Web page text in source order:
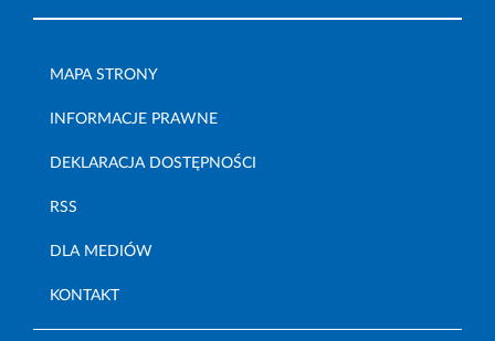
MAPA STRONY
INFORMACJE PRAWNE
DEKLARACJA DOSTĘPNOŚCI
RSS
DLA MEDIÓW
KONTAKT